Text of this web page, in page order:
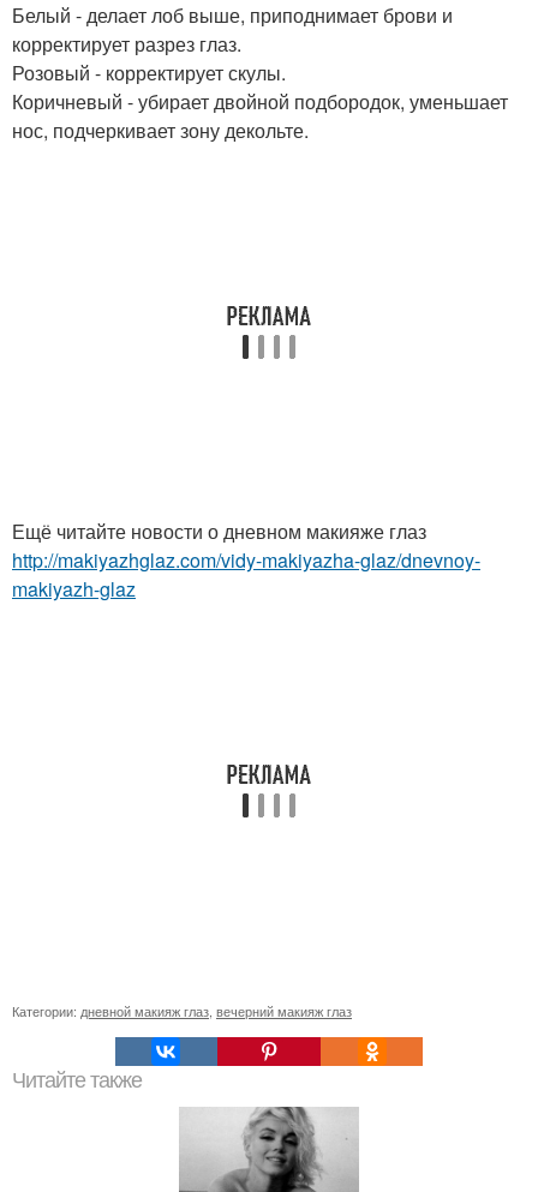
Белый - делает лоб выше, приподнимает брови и
корректирует разрез глаз.
Розовый - корректирует скулы.
Коричневый - убирает двойной подбородок, уменьшает
нос, подчеркивает зону декольте.
Ещё читайте новости о дневном макияже глаз
http://makiyazhglaz.com/vidy-makiyazha-glaz/dnevnoy-
makiyazh-glaz
Категории: дневной макияж глаз вечерний макияж глаз
Читайте также